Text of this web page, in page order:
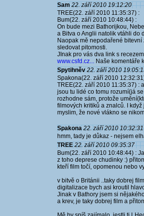
Sam 22. září 2010 19:12:20
TREE(22. září 2010 11:35:37) :
Bum(22. září 2010 10:48:44) :
On bude mezi Bathorijkou,
a Bitva o Anglii natolik vtáhli do
Naopak mě nepodařené
sledovat pitomosti.
JInak pro vás dva link s
www.csfd.cz... Naše komentáře
Spytihněv 22. září 2010
Spakona(22. září 2010
TREE(22. září 2010 11:35:37) :
jsou tu lidé co tomu rozumí(já
rozhodne sám, protože
filmových kritiků a znalců. I
myslim, že nové vlákno se
Spakona 22. září 2010 10:32:31
hmm, tady je důkaz - nejsem
TREE 22. září 2010 09:35:37
Bum(22. září 2010 10:48:44) :
z toho deprese chudinky :)
kteří film točí, opomenou nebo
v bitvě o Británii ..taky dobrej
digitalizace bych asi kroutil
Jinak v Bathory jsem si
a krev, je taky dobrej film a